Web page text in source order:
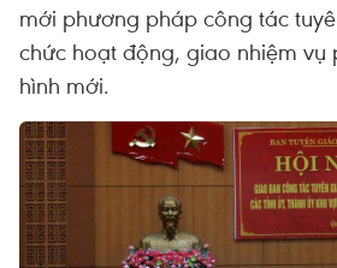
mới phương pháp công tác
chức hoạt động, giao nhiệm vụ
hình mới.